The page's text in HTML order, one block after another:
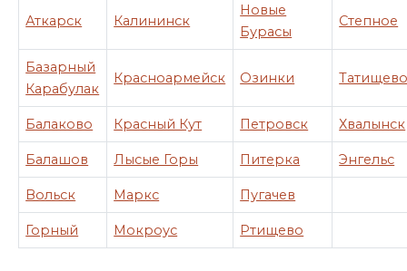
Аткарск Калининск
Новые
Бурасы
Степное
Базарный
Карабулак
Красноармейск Озинки
Балаково Красный Кут Петровск Хвалынск
Балашов Лысые Горы Питерка Энгельс
Вольск Маркс Пугачев
Горный Мокроус Ртищево